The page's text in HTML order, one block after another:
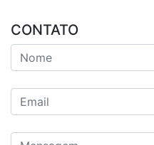
CONTATO